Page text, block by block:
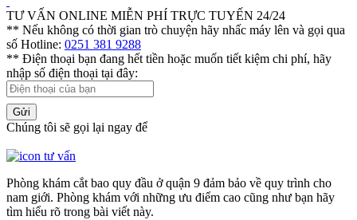
TƯ VẤN ONLINE MIỄN PHÍ TRỰC TUYẾN 24/24
** Nếu không có thời gian trò chuyện hãy nhấc máy lên và gọi qua
số Hotline: 0251 381 9288
** Điện thoại bạn đang hết tiền hoặc muốn tiết kiệm chi phí, hãy
nhập số điện thoại tại đây:
Gửi
Chúng tôi sẽ gọi lại ngay để
Phòng khám cắt bao quy đầu ở quận 9 đảm bảo về quy trình cho
nam giới. Phòng khám với những ưu điểm cao cũng như bạn hãy
tìm hiểu rõ trong bài viết này.